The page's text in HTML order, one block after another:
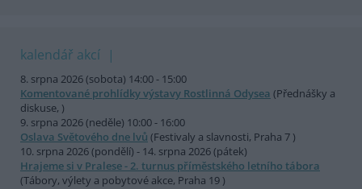
kalendář akcí
8. srpna 2026 (sobota) 14:00 - 15:00
Komentované prohlídky výstavy Rostlinná Odysea (Přednášky a
diskuse, )
9. srpna 2026 (neděle) 10:00 - 16:00
Oslava Světového dne lvů (Festivaly a slavnosti, Praha 7 )
10. srpna 2026 (pondělí) - 14. srpna 2026 (pátek)
Hrajeme si v Pralese - 2. turnus příměstského letního tábora
(Tábory, výlety a pobytové akce, Praha 19 )